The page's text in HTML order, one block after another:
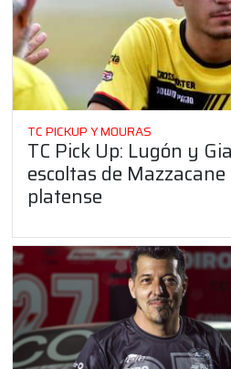
TC PICKUP Y MOURAS
TC Pick Up: Lugón y
escoltas de
platense